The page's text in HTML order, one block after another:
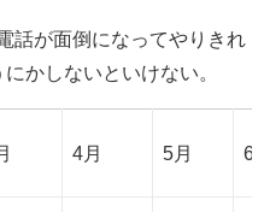
話が面倒になってやりきれ
かしないといけない。
4月 5月 6